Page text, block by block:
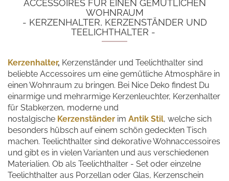
ACCESSOIRES FÜR EINEN GEMÜTLICHEN
WOHNRAUM
- KERZENHALTER, KERZENSTÄNDER UND
TEELICHTHALTER -
Kerzenhalter, Kerzenständer und Teelichthalter sind
beliebte Accessoires um eine gemütliche Atmosphäre in
einen Wohnraum zu bringen. Bei Nice Deko findest Du
einarmige und mehrarmige Kerzenleuchter, Kerzenhalter
für Stabkerzen, moderne und
nostalgische Kerzenständer im Antik Stil, welche sich
besonders hübsch auf einem schön gedeckten Tisch
machen. Teelichthalter sind dekorative Wohnaccessoires
und gibt es in vielen Varianten und aus verschiedenen
Materialien. Ob als Teelichthalter - Set oder einzelne
Teelichthalter aus Porzellan oder Glas, Kerzenschein